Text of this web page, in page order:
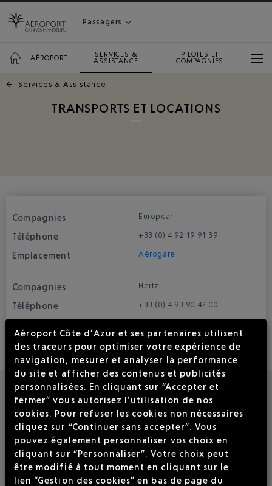
Passagers
AÉROPORT SERVICES &
ASSISTANCE
PILOTES ET
COMPAGNIES
← Services & Assistance
TRANSPORTS ET LOCATIONS
Europcar
+33 (0) 4 92 19 91 39
Aérogare
Hertz
+33 (0) 4 93 90 42 00
TOURAZUR / CPC AZUR
+33 (0) 4 93 44 88 77
Hangar 6 bis
Taxi ( Allo Taxi Cannes )
+33 (0) 4 93 99 27 27
Station taxi
Aéroport Côte d’Azur et ses partenaires utilisent
des traceurs pour optimiser votre expérience de
navigation, mesurer et analyser la performance
du site et afficher des contenus et publicités
personnalisées. En cliquant sur “Accepter et
fermer” vous autorisez l’utilisation de nos
cookies. Pour refuser les cookies non nécessaires
cliquez sur “Continuer sans accepter”. Vous
pouvez également personnaliser vos choix en
cliquant sur “Personnaliser”. Votre choix peut
être modifié à tout moment en cliquant sur le
lien “Gestion des cookies” en bas de page du